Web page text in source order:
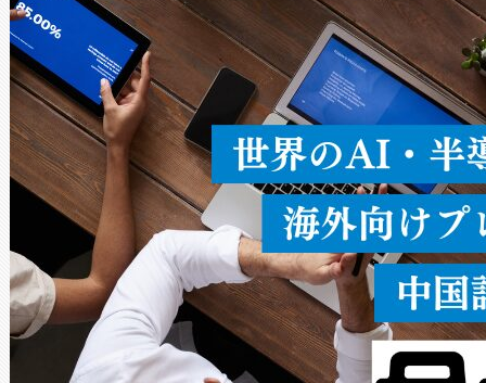
ることなく、単一のデバイス
うにします。遠距離まで届く
密度なスキャ […]